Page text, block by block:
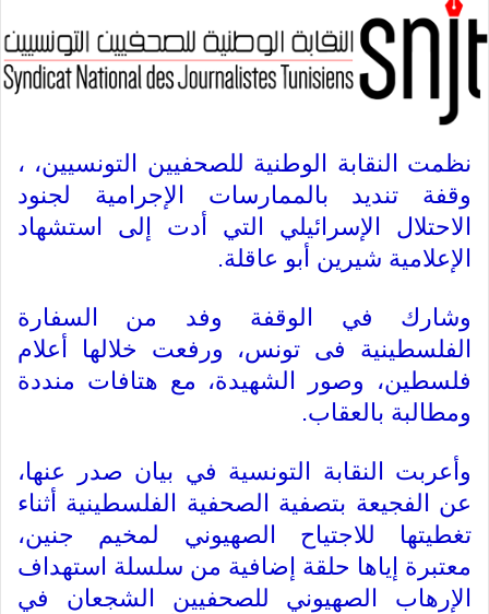
نظمت النقابة الوطنية للصحفيين التونسيين، ،
وقفة تنديد بالممارسات الإجرامية لجنود
الاحتلال الإسرائيلي التي أدت إلى استشهاد
الإعلامية شيرين أبو عاقلة.
وشارك في الوقفة وفد من السفارة
الفلسطينية فى تونس، ورفعت خلالها أعلام
فلسطين، وصور الشهيدة، مع هتافات منددة
ومطالبة بالعقاب.
وأعربت النقابة التونسية في بيان صدر عنها،
عن الفجيعة بتصفية الصحفية الفلسطينية أثناء
تغطيتها للاجتياح الصهيوني لمخيم جنين،
معتبرة إياها حلقة إضافية من سلسلة استهداف
الإرهاب الصهيوني للصحفيين الشجعان في